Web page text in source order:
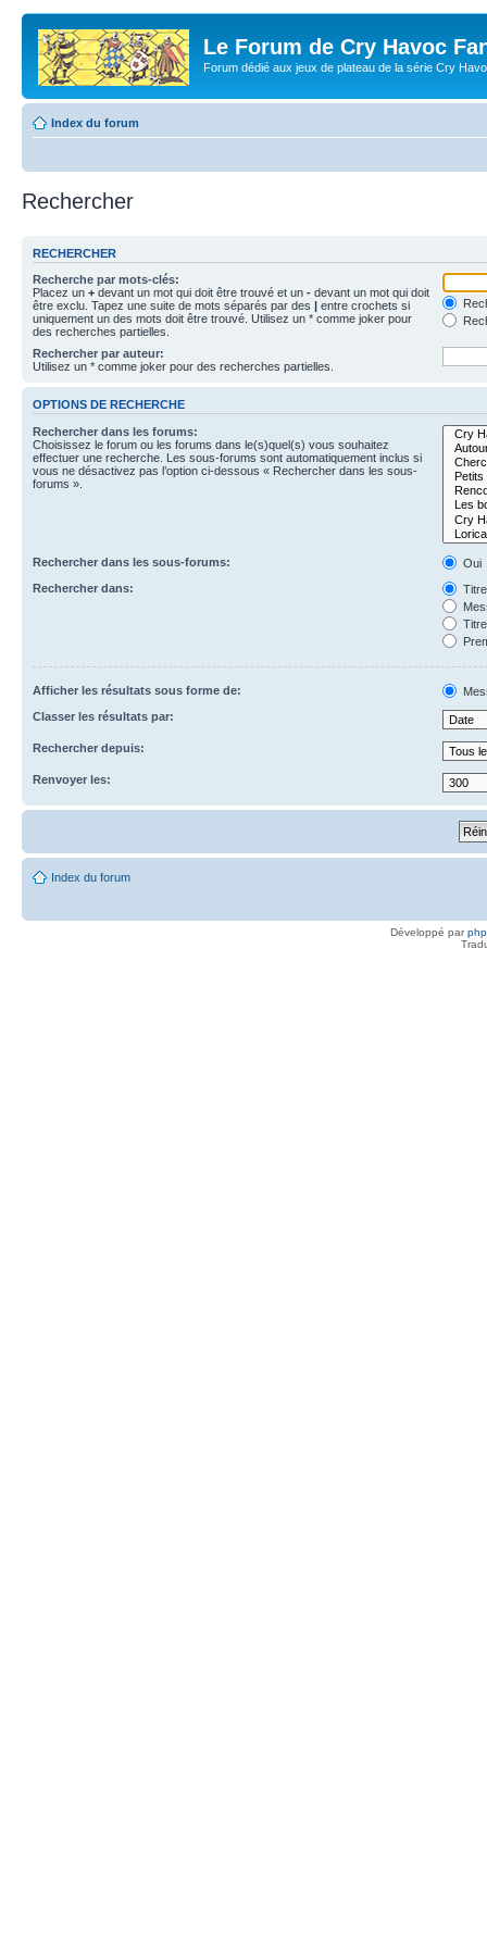
Le Forum de Cry Havoc
Forum dédié aux jeux de plateau de la série Cry
Index du forum
Rechercher
RECHERCHER
Recherche par mots-clés:
Placez un + devant un mot qui doit être trouvé et un - devant un mot qui doit
être exclu. Tapez une suite de mots séparés par des | entre crochets si
uniquement un des mots doit être trouvé. Utilisez un * comme joker pour
des recherches partielles.
Rechercher par auteur:
Utilisez un * comme joker pour des recherches partielles.
OPTIONS DE RECHERCHE
Rechercher dans les forums:
Choisissez le forum ou les forums dans le(s)quel(s) vous souhaitez
effectuer une recherche. Les sous-forums sont automatiquement inclus si
vous ne désactivez pas l’option ci-dessous « Rechercher dans les sous-
forums ».
Rechercher dans les sous-forums:
Oui
Rechercher dans:
Afficher les résultats sous forme de:
Classer les résultats par:
Rechercher depuis:
Renvoyer les:
Index du forum
Développé par